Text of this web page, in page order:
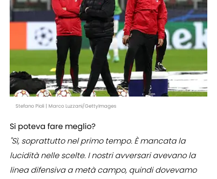
Stefano Pioli | Marco Luzzani/GettyImages
Si poteva fare meglio?
"Sì, soprattutto nel primo tempo. È mancata la
lucidità nelle scelte. I nostri avversari avevano la
linea difensiva a metà campo, quindi dovevamo